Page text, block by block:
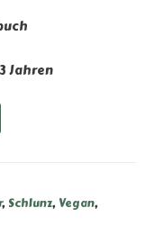
Jahren
, Schlunz, Vegan,